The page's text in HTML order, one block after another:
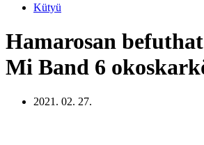
Kütyü
Hamarosan
Mi Band 6
2021. 02. 27.